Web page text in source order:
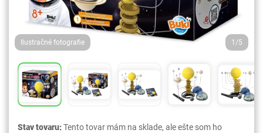
Ilustračné fotografie 1/5
Stav tovaru:Tento tovar mám na sklade, ale ešte som ho